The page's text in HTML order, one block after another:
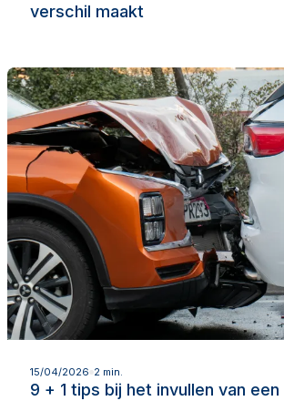
verschil maakt
15/04/2026 2 min.
9 + 1 tips bij het invullen van een
Lees meer